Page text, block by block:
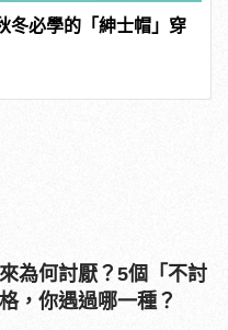
冬必學的「紳士帽」穿
為何討厭？5個「不討
，你遇過哪一種？